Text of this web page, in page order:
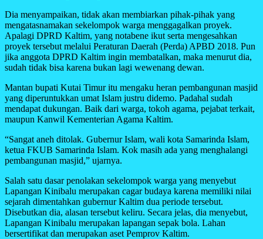
Dia menyampaikan, tidak akan membiarkan pihak-pihak yang
mengatasnamakan sekelompok warga menggagalkan proyek.
Apalagi DPRD Kaltim, yang notabene ikut serta mengesahkan
proyek tersebut melalui Peraturan Daerah (Perda) APBD 2018. Pun
jika anggota DPRD Kaltim ingin membatalkan, maka menurut dia,
sudah tidak bisa karena bukan lagi wewenang dewan.
Mantan bupati Kutai Timur itu mengaku heran pembangunan masjid
yang diperuntukkan umat Islam justru didemo. Padahal sudah
mendapat dukungan. Baik dari warga, tokoh agama, pejabat terkait,
maupun Kanwil Kementerian Agama Kaltim.
“Sangat aneh ditolak. Gubernur Islam, wali kota Samarinda Islam,
ketua FKUB Samarinda Islam. Kok masih ada yang menghalangi
pembangunan masjid,” ujarnya.
Salah satu dasar penolakan sekelompok warga yang menyebut
Lapangan Kinibalu merupakan cagar budaya karena memiliki nilai
sejarah dimentahkan gubernur Kaltim dua periode tersebut.
Disebutkan dia, alasan tersebut keliru. Secara jelas, dia menyebut,
Lapangan Kinibalu merupakan lapangan sepak bola. Lahan
bersertifikat dan merupakan aset Pemprov Kaltim.